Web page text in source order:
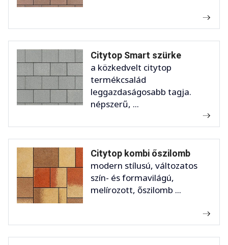
Citytop Smart szürke
a közkedvelt citytop
termékcsalád
leggazdaságosabb tagja.
népszerű, ...
Citytop kombi őszilomb
modern stílusú, változatos
szín- és formavilágú,
melírozott, őszilomb ...